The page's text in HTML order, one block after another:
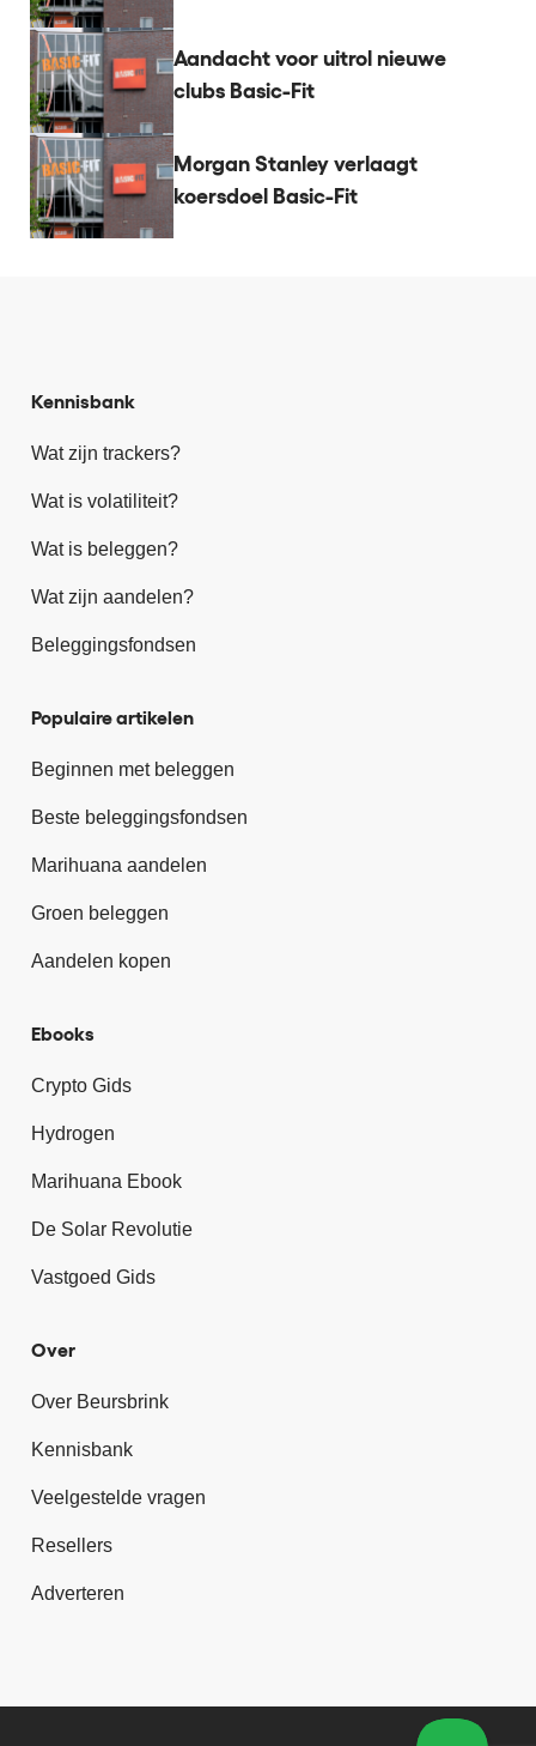
Aandacht voor uitrol nieuwe
clubs Basic-Fit
Morgan Stanley verlaagt
koersdoel Basic-Fit
Kennisbank
Wat zijn trackers?
Wat is volatiliteit?
Wat is beleggen?
Wat zijn aandelen?
Beleggingsfondsen
Populaire artikelen
Beginnen met beleggen
Beste beleggingsfondsen
Marihuana aandelen
Groen beleggen
Aandelen kopen
Ebooks
Crypto Gids
Hydrogen
Marihuana Ebook
De Solar Revolutie
Vastgoed Gids
Over
Over Beursbrink
Kennisbank
Veelgestelde vragen
Resellers
Adverteren